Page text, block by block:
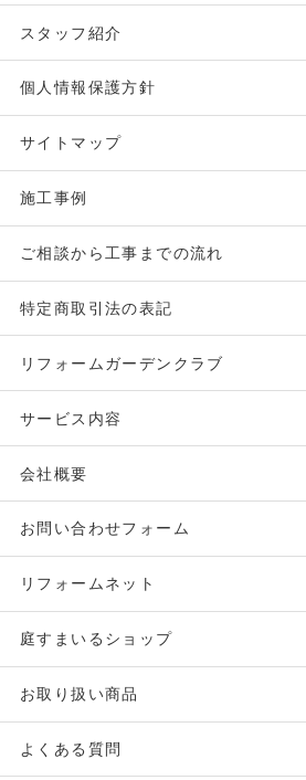
スタッフ紹介
個人情報保護方針
サイトマップ
施工事例
ご相談から工事までの流れ
特定商取引法の表記
リフォームガーデンクラブ
サービス内容
会社概要
お問い合わせフォーム
リフォームネット
庭すまいるショップ
お取り扱い商品
よくある質問